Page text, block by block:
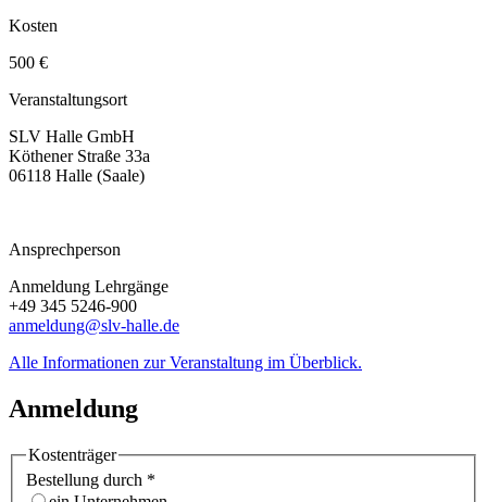
Kosten
500 €
Veranstaltungsort
SLV Halle GmbH
Köthener Straße 33a
06118 Halle (Saale)
Ansprechperson
Anmeldung Lehrgänge
+49 345 5246-900
anmeldung@slv-halle.de
Alle Informationen zur Veranstaltung im Überblick.
Anmeldung
Kostenträger
Bestellung durch *